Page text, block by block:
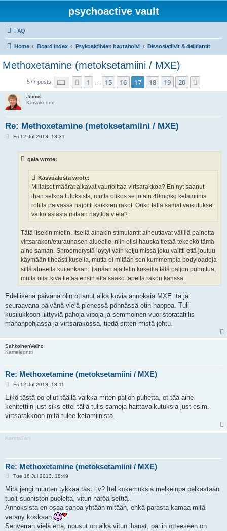
psychoactive vault
FAQ
Home Board index Psykoaktiivien hautaholvi Dissosiatiivit & deliriantit
Methoxetamine (metoksetamiini / MXE)
577 posts Page 17 of 20
Previous
1 15 16 17 18 19 20
Jormis
Karvakuono
Re: Methoxetamine (metoksetamiini / MXE)
PFri 12 Jul 2013, 13:31
gaia wrote:
Kasvualusta wrote:
Millaiset määrät alkavat vaurioittaa virtsarakkoa? En nyt saanut
ihan selkoa tuloksista, mutta olikos se jotain 40mg/kg ketamiinia
rotilla päivässä hajoitti kaikkien rakot. Onko tällä samat vaikutukset
vaiko asiasta mitään näyttöä vielä?
Tätä itsekin mietin. Itsellä ainakin stimulantit aiheuttavat välillä painetta
virtsarakon/eturauhasen alueelle, niin olisi hauska tietää tekeekö tämä
aine saman. Shroomerystä löytyi vain ketju missä joku valitti että joutuu
käymään tiheästi kusella, mutta ei mitään sen kummempia bodyloadeja
sillä alueella kuitenkaan. Tänään ajattelin kokeilla tätä paljon puhuttua,
mutta olisi kiva tietää ensin että saako tapella rakon kanssa.
Edellisenä päivänä olin ottanut aika kovia annoksia MXE :tä ja
seuraavana päivänä vielä pienessä pöhnässä otin happoa. Tuli
kusilukkoon liittyviä pahoja viboja ja semmoinen vuoristoratafiilis
mahanpohjassa ja virtsarakossa, tiedä sitten mistä johtu.
SahkoinenVelho
Kameleontti
Re: Methoxetamine (metoksetamiini / MXE)
P
s
Fri 12 Jul 2013, 18:11
Eikö tästä oo ollut täällä vaikka miten paljon puhetta, et tää aine
kehitettiin just siks ettei tällä tulis samoja haittavaikutuksia just esim.
virtsarakkoon mitä tulee ketamiinista.
KarstaFari
Re: Methoxetamine (metoksetamiini / MXE)
P
s
Tue 16 Jul 2013, 18:49
Mitä jengi muuten tykkää täst i.v? Itel kokemuksia melkeinpä pelkästään
tuolt suoniston puolelta, vitun häröä settiä..
Annoksista en osaa sanoa yhtään mitään, ehkä parasta kamaa mitä
vetäny koskaan
Senverran vielä että, nousut on aika vitun ihanat, pariin otteeseen on